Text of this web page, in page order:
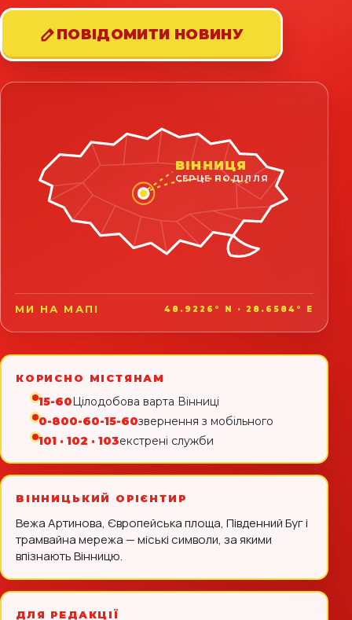
ПОВІДОМИТИ НОВИНУ
ВІННИЦЯ
СЕРЦЕ ПОДІЛЛЯ
МИ НА МАПІ 48.9226° N · 28.6584° E
КОРИСНО МІСТЯНАМ
15-60Цілодобова варта Вінниці
0-800-60-15-60звернення з мобільного
101 · 102 · 103екстрені служби
ВІННИЦЬКИЙ ОРІЄНТИР
Вежа Артинова, Європейська площа, Південний Буг і
трамвайна мережа — міські символи, за якими
впізнають Вінницю.
ДЛЯ РЕДАКЦІЇ